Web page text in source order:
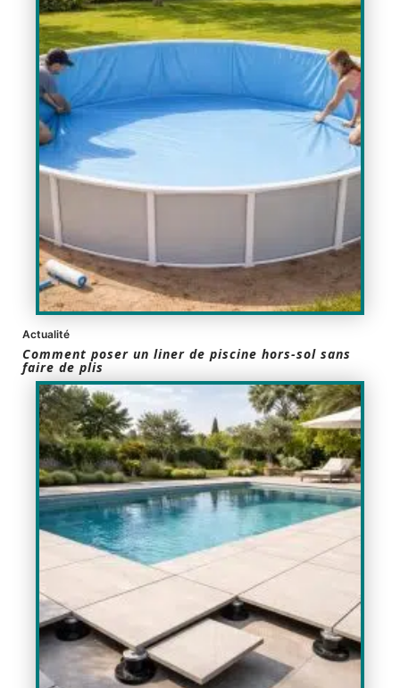
Actualité
Comment poser un liner de piscine hors-sol sans
faire de plis